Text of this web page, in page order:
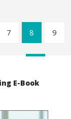
7 8 9
E-Book